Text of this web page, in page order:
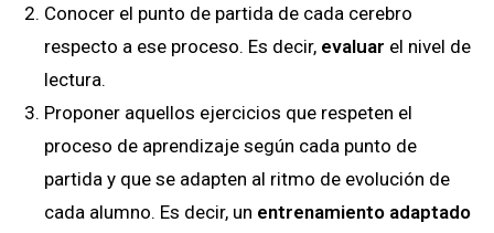
Conocer el punto de partida de cada cerebro
respecto a ese proceso. Es decir, evaluar el nivel de
lectura.
Proponer aquellos ejercicios que respeten el
proceso de aprendizaje según cada punto de
partida y que se adapten al ritmo de evolución de
cada alumno. Es decir, un entrenamiento adaptado